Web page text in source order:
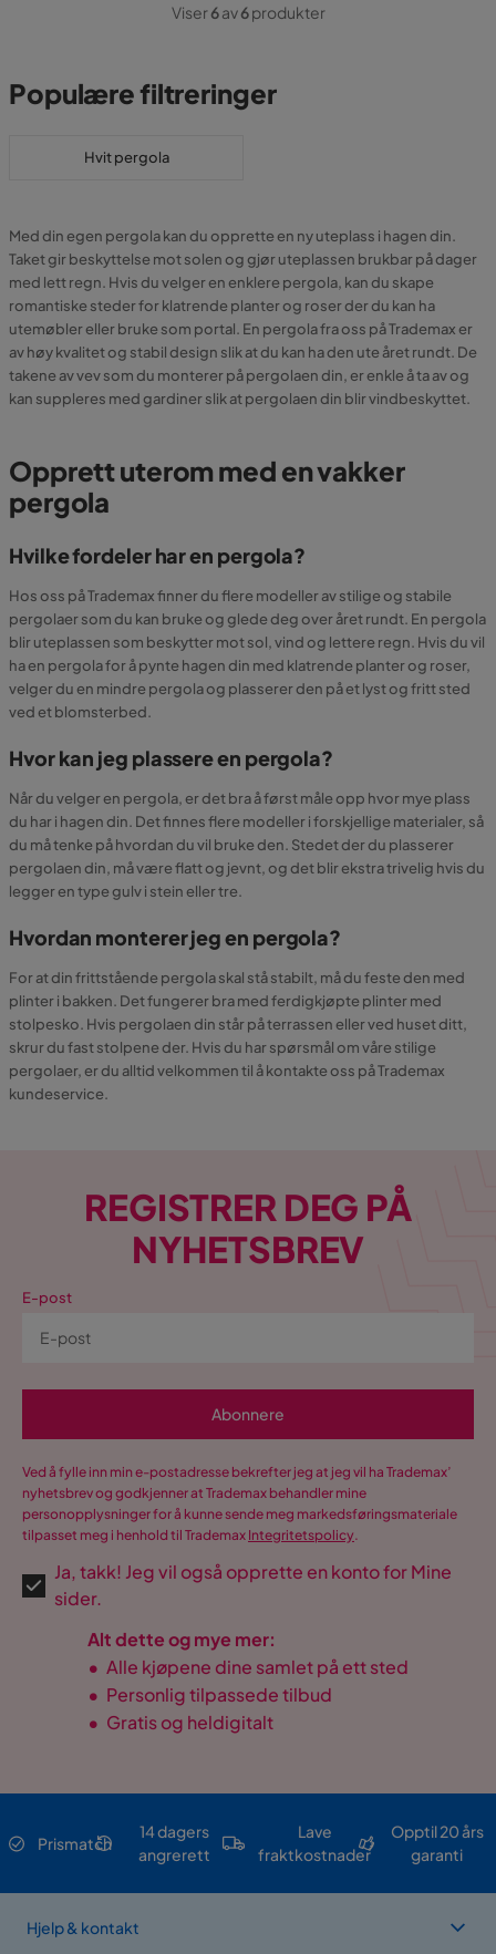
Viser6av6produkter
Populære filtreringer
Hvit pergola
Med din egen pergola kan du opprette en ny uteplass i hagen din.
Taket gir beskyttelse mot solen og gjør uteplassen brukbar på dager
med lett regn. Hvis du velger en enklere pergola, kan du skape
romantiske steder for klatrende planter og roser der du kan ha
utemøbler eller bruke som portal. En pergola fra oss på Trademax er
av høy kvalitet og stabil design slik at du kan ha den ute året rundt. De
takene av vev som du monterer på pergolaen din, er enkle å ta av og
kan suppleres med gardiner slik at pergolaen din blir vindbeskyttet.
Opprett uterom med en vakker
pergola
Hvilke fordeler har en pergola?
Hos oss på Trademax finner du flere modeller av stilige og stabile
pergolaer som du kan bruke og glede deg over året rundt. En pergola
blir uteplassen som beskytter mot sol, vind og lettere regn. Hvis du vil
ha en pergola for å pynte hagen din med klatrende planter og roser,
velger du en mindre pergola og plasserer den på et lyst og fritt sted
ved et blomsterbed.
Hvor kan jeg plassere en pergola?
Når du velger en pergola, er det bra å først måle opp hvor mye plass
du har i hagen din. Det finnes flere modeller i forskjellige materialer, så
du må tenke på hvordan du vil bruke den. Stedet der du plasserer
pergolaen din, må være flatt og jevnt, og det blir ekstra trivelig hvis du
legger en type gulv i stein eller tre.
Hvordan monterer jeg en pergola?
For at din frittstående pergola skal stå stabilt, må du feste den med
plinter i bakken. Det fungerer bra med ferdigkjøpte plinter med
stolpesko. Hvis pergolaen din står på terrassen eller ved huset ditt,
skrur du fast stolpene der. Hvis du har spørsmål om våre stilige
pergolaer, er du alltid velkommen til å kontakte oss på Trademax
kundeservice.
REGISTRER DEG PÅ
NYHETSBREV
E-post
Abonnere
Ved å fylle inn min e-postadresse bekrefter jeg at jeg vil ha Trademax’
nyhetsbrev og godkjenner at Trademax behandler mine
personopplysninger for å kunne sende meg markedsføringsmateriale
tilpasset meg i henhold til Trademax Integritetspolicy.
Ja, takk! Jeg vil også opprette en konto for Mine
sider.
Alt dette og mye mer:
• Alle kjøpene dine samlet på ett sted
• Personlig tilpassede tilbud
• Gratis og heldigitalt
Prismatch
14 dagers
angrerett
Lave
fraktkostnader
Opptil 20 års
garanti
Hjelp & kontakt